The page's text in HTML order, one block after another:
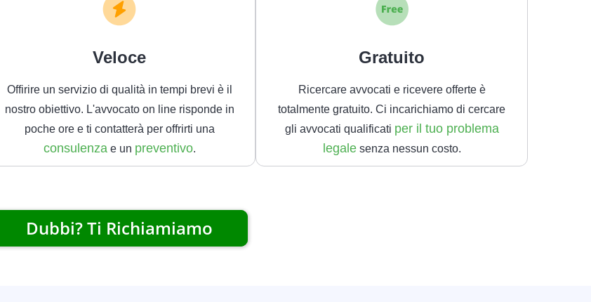
Veloce
Offirire un servizio di qualità in tempi brevi è il
nostro obiettivo. L'avvocato on line risponde in
poche ore e ti contatterà per offrirti una
consulenza e un preventivo.
Gratuito
Ricercare avvocati e ricevere offerte è
totalmente gratuito. Ci incarichiamo di cercare
gli avvocati qualificati per il tuo problema
legale senza nessun costo.
Dubbi? Ti Richiamiamo